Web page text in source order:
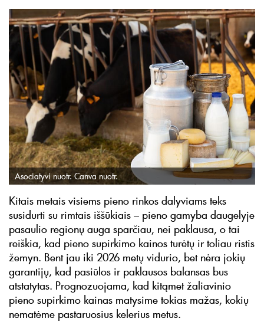
Asociatyvi nuotr. Canva nuotr.
Kitais metais visiems pieno rinkos dalyviams teks
susidurti su rimtais iššūkiais – pieno gamyba daugelyje
pasaulio regionų auga sparčiau, nei paklausa, o tai
reiškia, kad pieno supirkimo kainos turėtų ir toliau ristis
žemyn. Bent jau iki 2026 metų vidurio, bet nėra jokių
garantijų, kad pasiūlos ir paklausos balansas bus
atstatytas. Prognozuojama, kad kitąmet žaliavinio
pieno supirkimo kainas matysime tokias mažas, kokių
nematėme pastaruosius kelerius metus.